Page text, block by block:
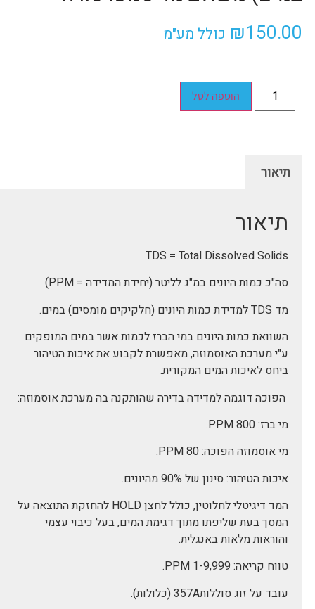
₪150.00 כולל מע"מ
הוספה לסל
תיאור
תיאור
TDS = Total Dissolved Solids
סה"כ כמות היונים במ"ג לליטר (יחידת המדידה = PPM)
מד TDS למדידת כמות היונים (חלקיקים מומסים) במים.
השוואת כמות היונים במי הברז לכמות אשר במים המופקים
ע"י מערכת האוסמוזה, מאפשרת לקבוע את איכות הטיהור
ביחס לאיכות המים המקורית.
הפוכה דוגמה למדידה בדירה שהותקנה בה מערכת אוסמוזה:
מי ברז: 800 PPM.
מי אוסמוזה הפוכה: 80 PPM.
איכות הטיהור: סינון של 90% מהיונים.
המד דיגיטלי לחלוטין, כולל לחצן HOLD להחזקת התוצאה על
המסך בעת שליפתו מתוך דגימת המים, בעל כיבוי עצמי
והוראות מלאות באנגלית.
טווח קריאה: 1-9,999 PPM.
עובד על זוג סוללות357A (כלולות).